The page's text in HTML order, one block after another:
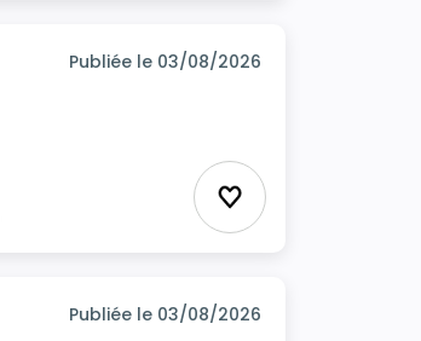
Publiée le 03/08/2026
Ajouter aux
Publiée le 03/08/2026